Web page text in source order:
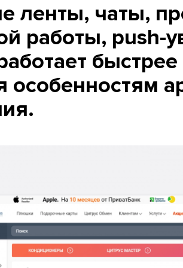
ленты, чаты,
работы, push-
особенностям